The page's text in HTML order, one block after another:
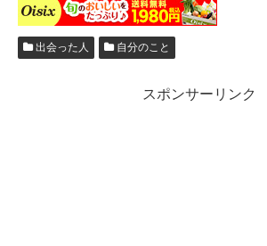
出会った人 自分のこと
スポンサーリンク